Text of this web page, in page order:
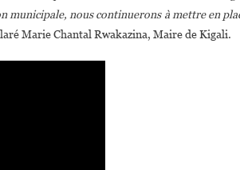
municipale, nous continuerons à mettre en
Marie Chantal Rwakazina, Maire de Kigali.